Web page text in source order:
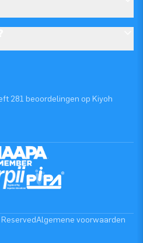
281 beoordelingen op Kiyoh
Algemene voorwaarden